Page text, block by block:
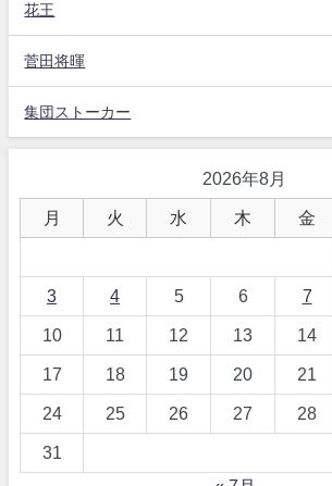
花王
菅田将暉
集団ストーカー
2026年8月
月 火 水 木 金
3 4 5 6 7
10 11 12 13 14
17 18 19 20 21
24 25 26 27 28
31